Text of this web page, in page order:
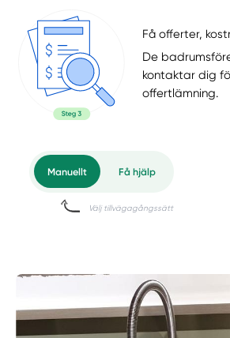
Få offerter,
De
kontaktar dig
offertlämning.